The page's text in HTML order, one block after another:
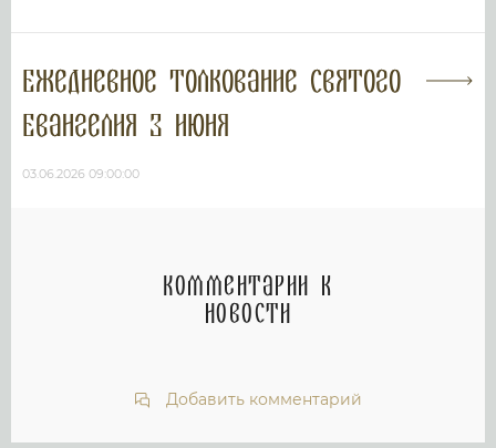
Ежедневное толкование Святого
Евангелия 3 июня
03.06.2026 09:00:00
Комментарии к
новости
Добавить комментарий